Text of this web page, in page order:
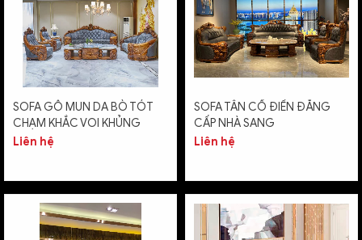
SOFA GỖ MUN DA BÒ TÓT
CHẠM KHẮC VOI KHỦNG
Liên hệ
SOFA TÂN CỔ ĐIỂN ĐẲNG
CẤP NHÀ SANG
Liên hệ